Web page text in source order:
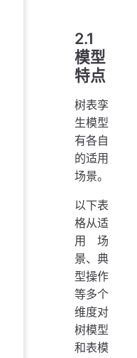
2.1
模型
特点
树表孪
生模型
有各自
的适用
场景。
以下表
格从适
用场
景、典
型操作
等多个
维度对
树模型
和表模